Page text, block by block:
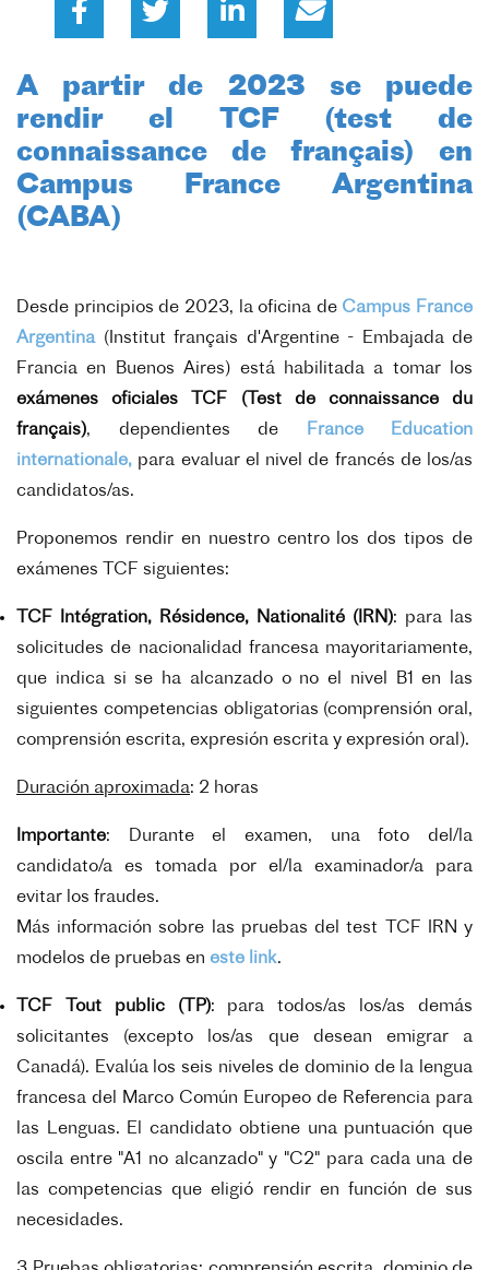
A partir de 2023 se puede
rendir el TCF (test de
connaissance de français) en
Campus France Argentina
(CABA)
Desde principios de 2023, la oficina de Campus France
Argentina(Institut français d'Argentine - Embajada de
Francia en Buenos Aires) está habilitada a tomar los
exámenes oficiales TCF (Test de connaissance du
français), dependientes de
France Education
internationale, para evaluar el nivel de francés de los/as
candidatos/as.
Proponemos rendir en nuestro centro los dos tipos de
exámenes TCF siguientes:
TCF Intégration, Résidence, Nationalité (IRN): para las
solicitudes de nacionalidad francesa mayoritariamente,
que indica si se ha alcanzado o no el nivel B1 en las
siguientes competencias obligatorias (comprensión oral,
comprensión escrita, expresión escrita y expresión oral).
Duración aproximada: 2 horas
Importante: Durante el examen, una foto del/la
candidato/a es tomada por el/la examinador/a para
evitar los fraudes.
Más información sobre las pruebas del test TCF IRN y
modelos de pruebas en este link.
TCF Tout public (TP): para todos/as los/as demás
solicitantes (excepto los/as que desean emigrar a
Canadá). Evalúa los seis niveles de dominio de la lengua
francesa del Marco Común Europeo de Referencia para
las Lenguas. El candidato obtiene una puntuación que
oscila entre "A1 no alcanzado" y "C2" para cada una de
las competencias que eligió rendir en función de sus
necesidades.